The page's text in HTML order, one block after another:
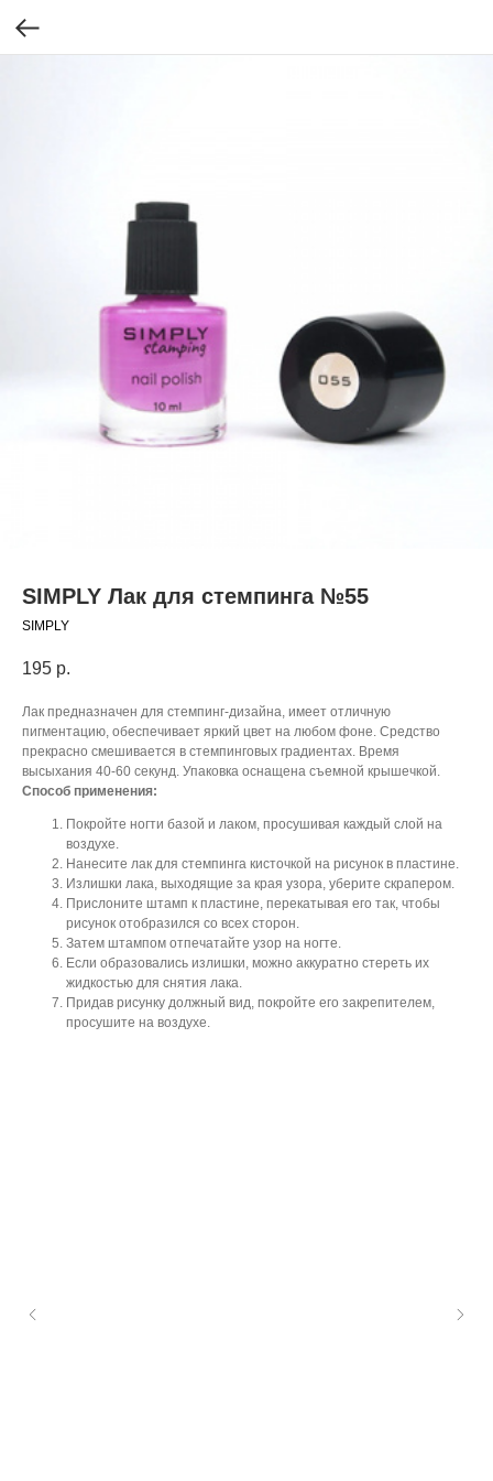
SIMPLY Лак для стемпинга №55
SIMPLY
195 р.
Лак предназначен для стемпинг-дизайна, имеет отличную
пигментацию, обеспечивает яркий цвет на любом фоне. Средство
прекрасно смешивается в стемпинговых градиентах. Время
высыхания 40-60 секунд. Упаковка оснащена съемной крышечкой.
Способ применения:
Покройте ногти базой и лаком, просушивая каждый слой на
воздухе.
Нанесите лак для стемпинга кисточкой на рисунок в пластине.
Излишки лака, выходящие за края узора, уберите скрапером.
Прислоните штамп к пластине, перекатывая его так, чтобы
рисунок отобразился со всех сторон.
Затем штампом отпечатайте узор на ногте.
Если образовались излишки, можно аккуратно стереть их
жидкостью для снятия лака.
Придав рисунку должный вид, покройте его закрепителем,
просушите на воздухе.